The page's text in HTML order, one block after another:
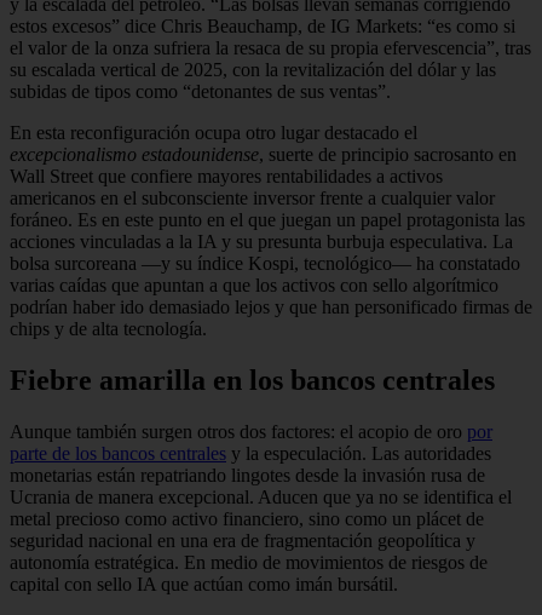
y la escalada del petróleo. “Las bolsas llevan semanas corrigiendo
estos excesos” dice Chris Beauchamp, de IG Markets: “es como si
el valor de la onza sufriera la resaca de su propia efervescencia”, tras
su escalada vertical de 2025, con la revitalización del dólar y las
subidas de tipos como “detonantes de sus ventas”.
En esta reconfiguración ocupa otro lugar destacado el
excepcionalismo estadounidense, suerte de principio sacrosanto en
Wall Street que confiere mayores rentabilidades a activos
americanos en el subconsciente inversor frente a cualquier valor
foráneo. Es en este punto en el que juegan un papel protagonista las
acciones vinculadas a la IA y su presunta burbuja especulativa. La
bolsa surcoreana —y su índice Kospi, tecnológico— ha constatado
varias caídas que apuntan a que los activos con sello algorítmico
podrían haber ido demasiado lejos y que han personificado firmas de
chips y de alta tecnología.
Fiebre amarilla en los bancos centrales
Aunque también surgen otros dos factores: el acopio de oro por
parte de los bancos centrales y la especulación. Las autoridades
monetarias están repatriando lingotes desde la invasión rusa de
Ucrania de manera excepcional. Aducen que ya no se identifica el
metal precioso como activo financiero, sino como un plácet de
seguridad nacional en una era de fragmentación geopolítica y
autonomía estratégica. En medio de movimientos de riesgos de
capital con sello IA que actúan como imán bursátil.